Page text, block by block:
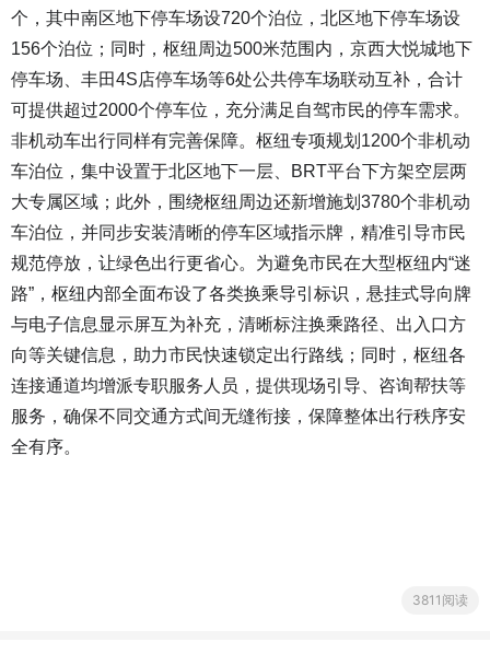
个，其中南区地下停车场设720个泊位，北区地下停车场设
156个泊位；同时，枢纽周边500米范围内，京西大悦城地下
停车场、丰田4S店停车场等6处公共停车场联动互补，合计
可提供超过2000个停车位，充分满足自驾市民的停车需求。
非机动车出行同样有完善保障。枢纽专项规划1200个非机动
车泊位，集中设置于北区地下一层、BRT平台下方架空层两
大专属区域；此外，围绕枢纽周边还新增施划3780个非机动
车泊位，并同步安装清晰的停车区域指示牌，精准引导市民
规范停放，让绿色出行更省心。为避免市民在大型枢纽内“迷
路”，枢纽内部全面布设了各类换乘导引标识，悬挂式导向牌
与电子信息显示屏互为补充，清晰标注换乘路径、出入口方
向等关键信息，助力市民快速锁定出行路线；同时，枢纽各
连接通道均增派专职服务人员，提供现场引导、咨询帮扶等
服务，确保不同交通方式间无缝衔接，保障整体出行秩序安
全有序。
3811阅读